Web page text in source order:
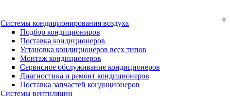
Системы кондиционирования воздуха
Подбор кондициониров
Поставка кондиционеров
Установка кондиционеров всех типов
Монтаж кондиционеров
Сервисное обслуживание кондиционеров
Диагностика и ремонт кондиционеров
Поставка запчастей кондиционеров
Системы вентиляции